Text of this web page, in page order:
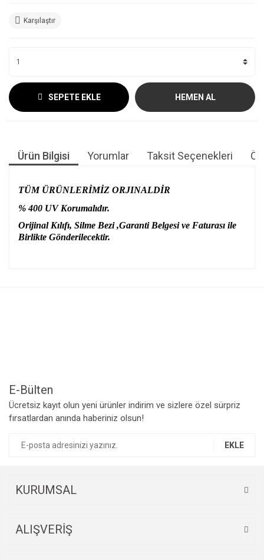
Karşılaştır
SEPETE EKLE HEMEN AL
Ürün Bilgisi Yorumlar Taksit Seçenekleri
TÜM ÜRÜNLERİMİZ ORJINALDİR
% 400 UV Korumalıdır.
Orijinal Kılıfı, Silme Bezi ,Garanti Belgesi ve Faturası ile
Birlikte Gönderilecektir.
E-Bülten
Ücretsiz kayıt olun yeni ürünler indirim ve sizlere özel sürpriz
fırsatlardan anında haberiniz olsun!
EKLE
KURUMSAL
ALIŞVERİŞ